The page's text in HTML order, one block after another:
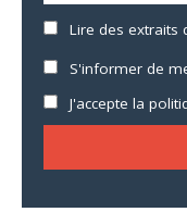
Lire des extraits
S'informer de
J'accepte la